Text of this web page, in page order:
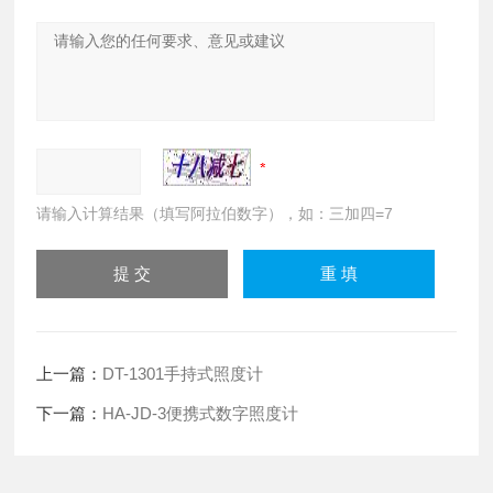
请输入计算结果（填写阿拉伯数字），如：三加四=7
上一篇： DT-1301手持式照度计
下一篇： HA-JD-3便携式数字照度计